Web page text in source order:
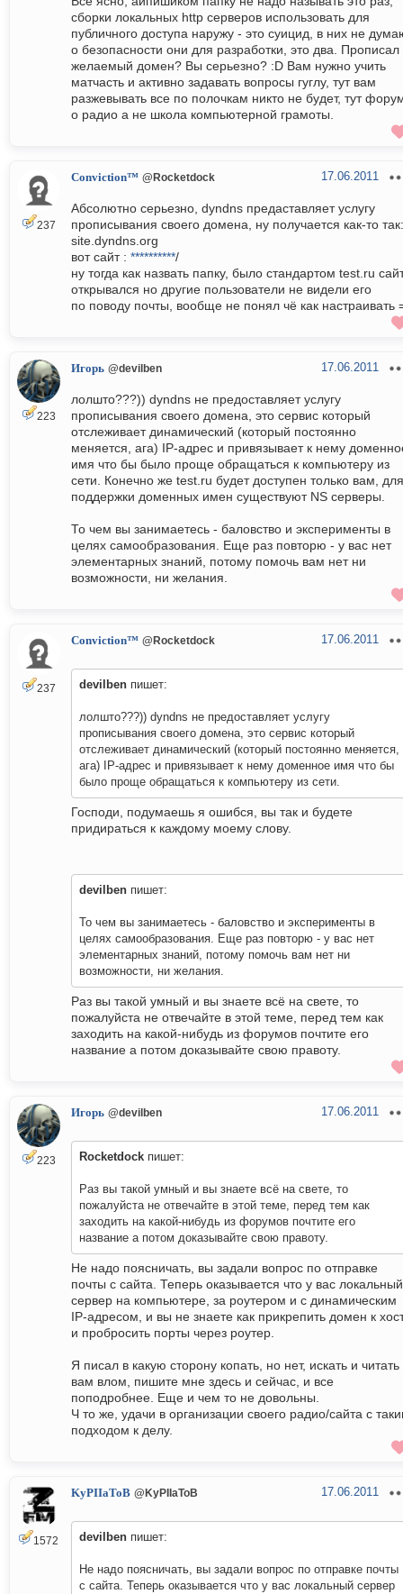
сборки локальных http серверов использовать для
публичного доступа наружу - это суицид, в них не
о безопасности они для разработки, это два. Прописал
желаемый домен? Вы серьезно? :D Вам нужно учить
матчасть и активно задавать вопросы гуглу, тут вам
разжевывать все по полочкам никто не будет, тут
о радио а не школа компьютерной грамоты.
237
Conviction™ @Rocketdock 17.06.2011
Абсолютно серьезно, dyndns предаставляет услугу
прописывания своего домена, ну получается как-то так:
site.dyndns.org
вот сайт : **********/
ну тогда как назвать папку, было стандартом test.ru
открывался но другие пользователи не видели его
по поводу почты, вообще не понял чё как настраивать
223
Игорь @devilben 17.06.2011
лолшто???)) dyndns не предоставляет услугу
прописывания своего домена, это сервис который
отслеживает динамический (который постоянно
меняется, ага) IP-адрес и привязывает к нему
имя что бы было проще обращаться к компьютеру из
сети. Конечно же test.ru будет доступен только вам, для
поддержки доменных имен существуют NS серверы.
То чем вы занимаетесь - баловство и эксперименты в
целях самообразования. Еще раз повторю - у вас нет
элементарных знаний, потому помочь вам нет ни
возможности, ни желания.
237
Conviction™ @Rocketdock 17.06.2011
devilben пишет:
лолшто???)) dyndns не предоставляет услугу
прописывания своего домена, это сервис который
отслеживает динамический (который постоянно меняется,
ага) IP-адрес и привязывает к нему доменное имя что бы
было проще обращаться к компьютеру из сети.
Господи, подумаешь я ошибся, вы так и будете
придираться к каждому моему слову.
devilben пишет:
То чем вы занимаетесь - баловство и эксперименты в
целях самообразования. Еще раз повторю - у вас нет
элементарных знаний, потому помочь вам нет ни
возможности, ни желания.
Раз вы такой умный и вы знаете всё на свете, то
пожалуйста не отвечайте в этой теме, перед тем как
заходить на какой-нибудь из форумов почтите его
название а потом доказывайте свою правоту.
223
Игорь @devilben 17.06.2011
Rocketdock пишет:
Раз вы такой умный и вы знаете всё на свете, то
пожалуйста не отвечайте в этой теме, перед тем как
заходить на какой-нибудь из форумов почтите его
название а потом доказывайте свою правоту.
Не надо поясничать, вы задали вопрос по отправке
почты с сайта. Теперь оказывается что у вас локальный
сервер на компьютере, за роутером и с динамическим
IP-адресом, и вы не знаете как прикрепить домен к
и пробросить порты через роутер.
Я писал в какую сторону копать, но нет, искать и читать
вам влом, пишите мне здесь и сейчас, и все
поподробнее. Еще и чем то не довольны.
Ч то же, удачи в организации своего радио/сайта с
подходом к делу.
1572
KyPIIaToB @KyPIIaToB 17.06.2011
devilben пишет:
Не надо поясничать, вы задали вопрос по отправке почты
с сайта. Теперь оказывается что у вас локальный сервер